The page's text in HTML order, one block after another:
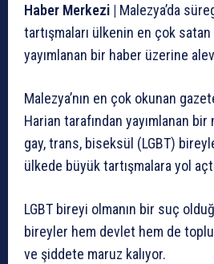
Haber Merkezi | Malezya’da
tartışmaları ülkenin en çok
yayımlanan bir haber üzerine
Malezya’nın en çok okunan
Harian tarafından yayımlanan
gay, trans, biseksül (LGBT)
ülkede büyük tartışmalara yol
LGBT bireyi olmanın bir suç
bireyler hem devlet hem de
ve şiddete maruz kalıyor.